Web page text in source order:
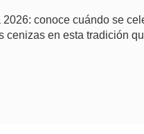
conoce cuándo se
cenizas en esta tradición